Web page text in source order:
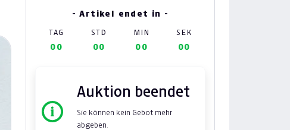
- Artikel endet in -
TAG STD MIN SEK
00 00 00 00
Auktion beendet
Sie können kein Gebot mehr
abgeben.